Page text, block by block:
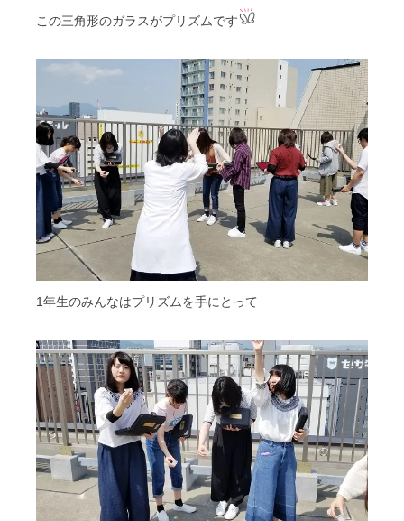
この三角形のガラスがプリズムです
1年生のみんなはプリズムを手にとって